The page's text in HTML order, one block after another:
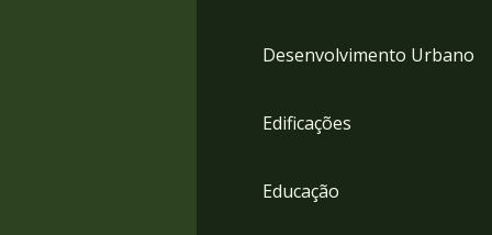
Desenvolvimento Urbano
Edificações
Educação